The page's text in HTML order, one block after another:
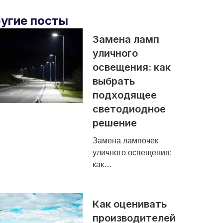
посты
Замена ламп
уличного
освещения: как
выбрать
подходящее
светодиодное
решение
Замена лампочек
уличного освещения:
как…
Как оценивать
производителей